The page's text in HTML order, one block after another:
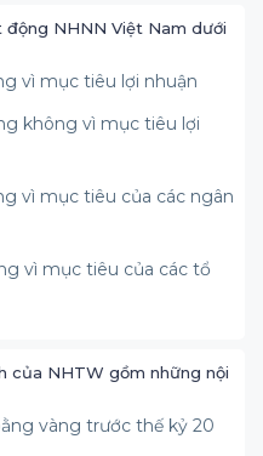
động NHNN Việt Nam dưới
vì mục tiêu lợi nhuận
không vì mục tiêu lợi
vì mục tiêu của các ngân
vì mục tiêu của các tổ
của NHTW gồm những nội
vàng trước thế kỷ 20